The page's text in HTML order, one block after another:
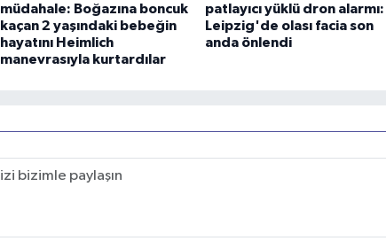
müdahale: Boğazına boncuk
kaçan 2 yaşındaki bebeğin
hayatını Heimlich
manevrasıyla kurtardılar
patlayıcı yüklü dron alarmı:
Leipzig'de olası facia son
anda önlendi